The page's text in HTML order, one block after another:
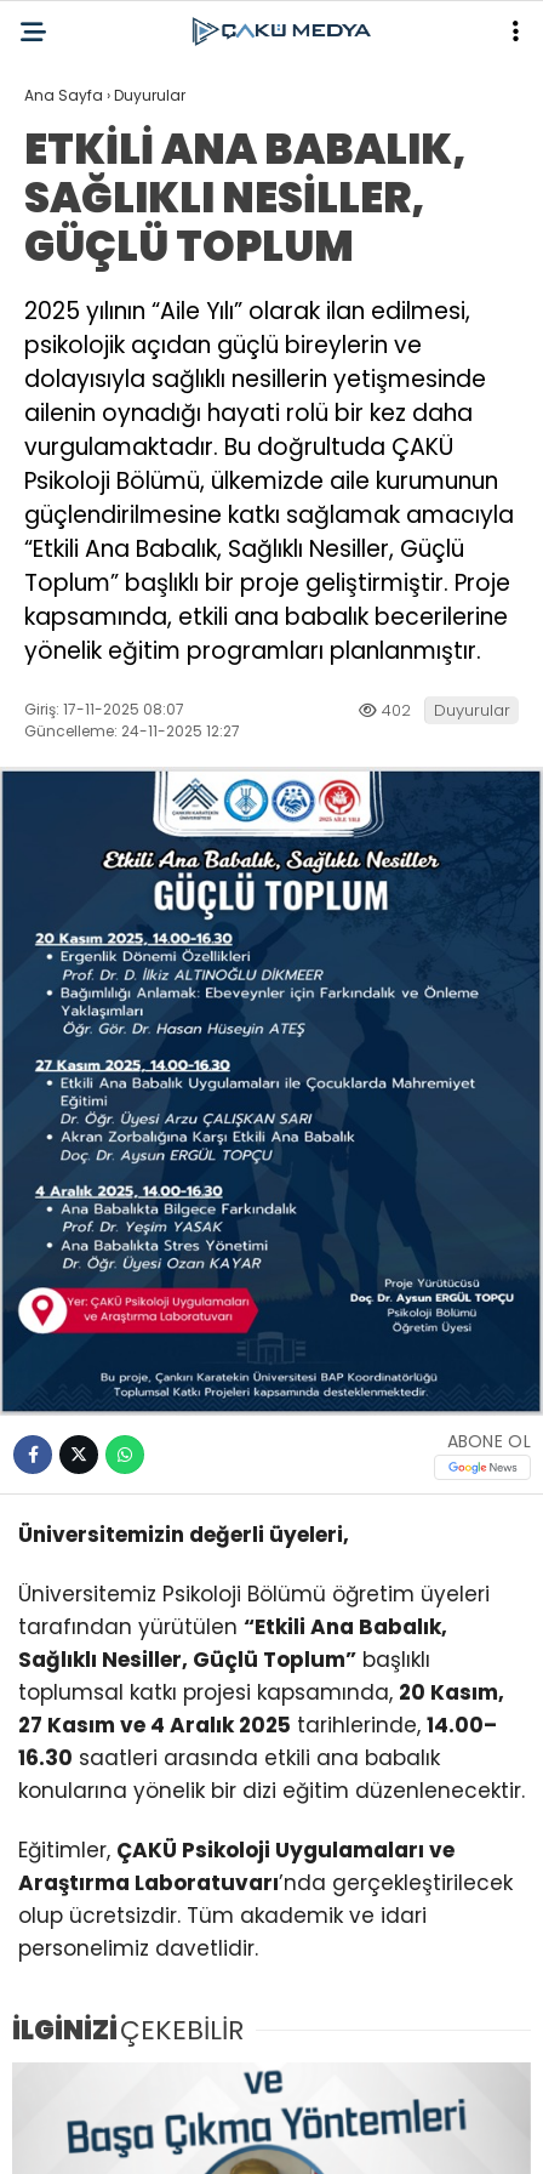
Ana Sayfa ›Duyurular
ETKİLİ ANA BABALIK,
SAĞLIKLI NESİLLER,
GÜÇLÜ TOPLUM
2025 yılının “Aile Yılı” olarak ilan edilmesi,
psikolojik açıdan güçlü bireylerin ve
dolayısıyla sağlıklı nesillerin yetişmesinde
ailenin oynadığı hayati rolü bir kez daha
vurgulamaktadır. Bu doğrultuda ÇAKÜ
Psikoloji Bölümü, ülkemizde aile kurumunun
güçlendirilmesine katkı sağlamak amacıyla
“Etkili Ana Babalık, Sağlıklı Nesiller, Güçlü
Toplum” başlıklı bir proje geliştirmiştir. Proje
kapsamında, etkili ana babalık becerilerine
yönelik eğitim programları planlanmıştır.
Giriş: 17-11-2025 08:07
Güncelleme: 24-11-2025 12:27
402 Duyurular
ABONE OL
Üniversitemizin değerli üyeleri,
Üniversitemiz Psikoloji Bölümü öğretim üyeleri
tarafından yürütülen “Etkili Ana Babalık,
Sağlıklı Nesiller, Güçlü Toplum” başlıklı
toplumsal katkı projesi kapsamında, 20 Kasım,
27 Kasım ve 4 Aralık 2025 tarihlerinde, 14.00–
16.30 saatleri arasında etkili ana babalık
konularına yönelik bir dizi eğitim düzenlenecektir.
Eğitimler, ÇAKÜ Psikoloji Uygulamaları ve
Araştırma Laboratuvarı’nda gerçekleştirilecek
olup ücretsizdir. Tüm akademik ve idari
personelimiz davetlidir.
İLGİNİZİÇEKEBİLİR